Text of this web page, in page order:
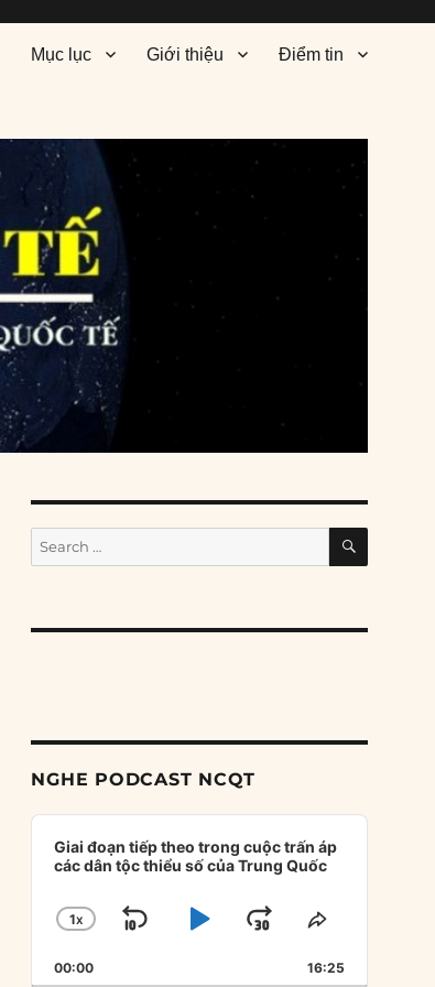
Mục lục Giới thiệu Điểm tin
Search
for:
SEARCH
NGHE PODCAST NCQT
Audio
Player
Giai đoạn tiếp theo trong cuộc trấn áp
các dân tộc thiểu số của Trung Quốc
CHANGE
RATE
1X
SKIP
BACKWARD
PLAYJUMP
FORWARD
SHARE
EPISODE
00:00 16:25